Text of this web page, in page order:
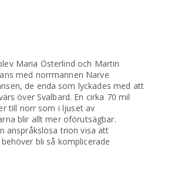
Maria Österlind och Martin
med norrmannen Narve
de enda som lyckades med att
över Svalbard. En cirka 70 mil
till norr som i ljuset av
blir allt mer oförutsägbar.
anspråkslösa trion visa att
bli så komplicerade